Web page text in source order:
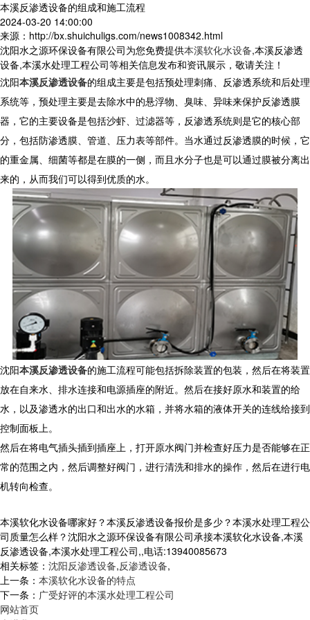
本溪反渗透设备的组成和施工流程
2024-03-20 14:00:00
来源：http://bx.shuichuligs.com/news1008342.html
沈阳水之源环保设备有限公司为您免费提供本溪软化水设备,本溪反渗透
设备,本溪水处理工程公司等相关信息发布和资讯展示，敬请关注！
沈阳本溪反渗透设备的组成主要是包括预处理刺痛、反渗透系统和后处理
系统等，预处理主要是去除水中的悬浮物、臭味、异味来保护反渗透膜
器，它的主要设备是包括沙虾、过滤器等，反渗透系统则是它的核心部
分，包括防渗透膜、管道、压力表等部件。当水通过反渗透膜的时候，它
的重金属、细菌等都是在膜的一侧，而且水分子也是可以通过膜被分离出
来的，从而我们可以得到优质的水。
沈阳本溪反渗透设备的施工流程可能包括拆除装置的包装，然后在将装置
放在自来水、排水连接和电源插座的附近。然后在接好原水和装置的给
水，以及渗透水的出口和出水的水箱，并将水箱的液体开关的连线给接到
控制面板上。
然后在将电气插头插到插座上，打开原水阀门并检查好压力是否能够在正
常的范围之内，然后调整好阀门，进行清洗和排水的操作，然后在进行电
机转向检查。
本溪软化水设备哪家好？本溪反渗透设备报价是多少？本溪水处理工程公
司质量怎么样？沈阳水之源环保设备有限公司承接本溪软化水设备,本溪
反渗透设备,本溪水处理工程公司,,电话:13940085673
相关标签： 沈阳反渗透设备,反渗透设备,
上一条： 本溪软化水设备的特点
下一条： 广受好评的本溪水处理工程公司
网站首页